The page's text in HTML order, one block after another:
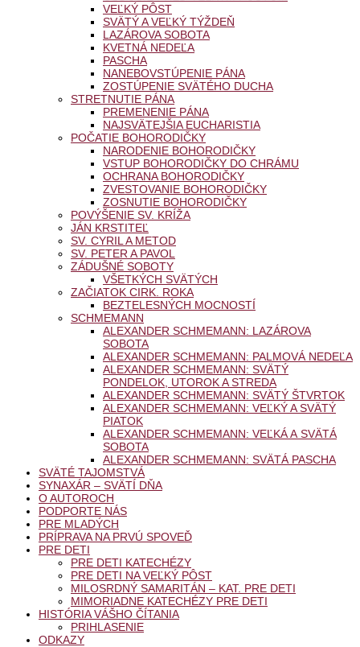
VEĽKÝ PÔST
SVÄTÝ A VEĽKÝ TÝŽDEŇ
LAZÁROVA SOBOTA
KVETNÁ NEDEĽA
PASCHA
NANEBOVSTÚPENIE PÁNA
ZOSTÚPENIE SVÄTÉHO DUCHA
STRETNUTIE PÁNA
PREMENENIE PÁNA
NAJSVÄTEJŠIA EUCHARISTIA
POČATIE BOHORODIČKY
NARODENIE BOHORODIČKY
VSTUP BOHORODIČKY DO CHRÁMU
OCHRANA BOHORODIČKY
ZVESTOVANIE BOHORODIČKY
ZOSNUTIE BOHORODIČKY
POVÝŠENIE SV. KRÍŽA
JÁN KRSTITEĽ
SV. CYRIL A METOD
SV. PETER A PAVOL
ZÁDUŠNÉ SOBOTY
VŠETKÝCH SVÄTÝCH
ZAČIATOK CIRK. ROKA
BEZTELESNÝCH MOCNOSTÍ
SCHMEMANN
ALEXANDER SCHMEMANN: LAZÁROVA
SOBOTA
ALEXANDER SCHMEMANN: PALMOVÁ NEDEĽA
ALEXANDER SCHMEMANN: SVÄTÝ
PONDELOK, UTOROK A STREDA
ALEXANDER SCHMEMANN: SVÄTÝ ŠTVRTOK
ALEXANDER SCHMEMANN: VEĽKÝ A SVÄTÝ
PIATOK
ALEXANDER SCHMEMANN: VEĽKÁ A SVÄTÁ
SOBOTA
ALEXANDER SCHMEMANN: SVÄTÁ PASCHA
SVÄTÉ TAJOMSTVÁ
SYNAXÁR – SVÄTÍ DŇA
O AUTOROCH
PODPORTE NÁS
PRE MLADÝCH
PRÍPRAVA NA PRVÚ SPOVEĎ
PRE DETI
PRE DETI KATECHÉZY
PRE DETI NA VEĽKÝ PÔST
MILOSRDNÝ SAMARITÁN – KAT. PRE DETI
MIMORIADNE KATECHÉZY PRE DETI
HISTÓRIA VÁŠHO ČÍTANIA
PRIHLASENIE
ODKAZY